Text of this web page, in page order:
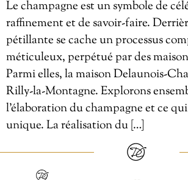
Le champagne est un symbole de
raffinement et de savoir-faire.
pétillante se cache un processus
méticuleux, perpétué par des
Parmi elles, la maison Delaunois-
Rilly-la-Montagne. Explorons
l’élaboration du champagne et ce
unique. La réalisation du […]